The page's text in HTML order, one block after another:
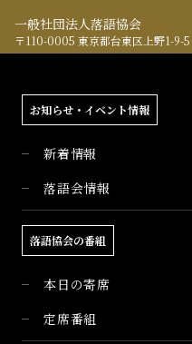
一般社団法人落語協会
〒110-0005 東京都台東区上野1-9-5
お知らせ・イベント情報
新着情報
落語会情報
落語協会の番組
本日の寄席
定席番組